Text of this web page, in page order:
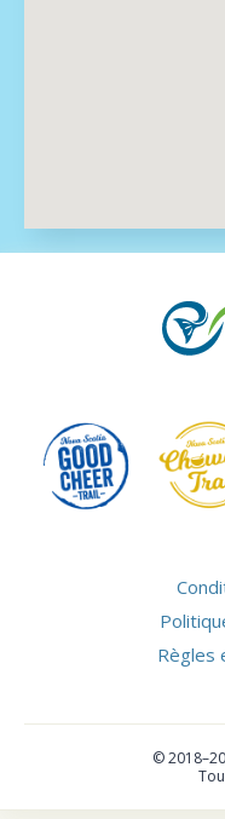
Règles
©